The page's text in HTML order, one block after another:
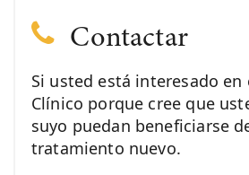
Contactar
Si usted está interesado en
Clínico porque cree que
suyo puedan beneficiarse
tratamiento nuevo.